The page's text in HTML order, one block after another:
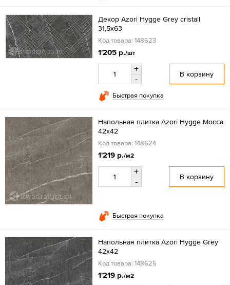
Декор Azori Hygge Grey cristall
31,5x63
Код товара: 148623
1'205 р./шт
+
-
В корзину
Быстрая покупка
Напольная плитка Azori Hygge Mocca
42x42
Код товара: 148624
1'219 р./м2
+
-
В корзину
Быстрая покупка
Напольная плитка Azori Hygge Grey
42x42
Код товара: 148625
1'219 р./м2